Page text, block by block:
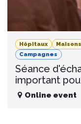
Hôpitaux
Campagnes
Séance
important
Online event